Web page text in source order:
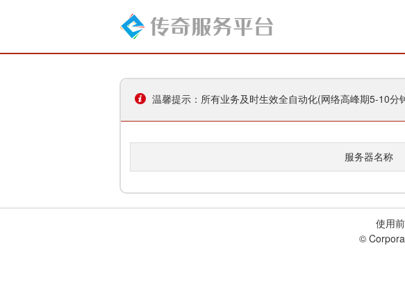
温馨提示：所有业务及时生效全自动化(网络高峰期5-10
服务器名称
使用
©